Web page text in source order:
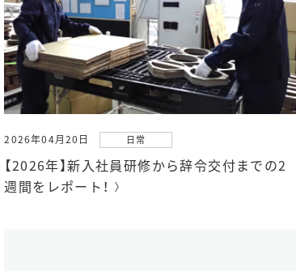
2026年04月20日 日常
【2026年】新入社員研修から辞令交付までの2
週間をレポート！